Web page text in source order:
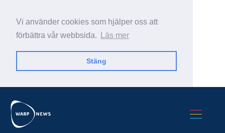
Vi använder cookies som hjälper oss att
förbättra vår webbsida.
Läs mer
Stäng